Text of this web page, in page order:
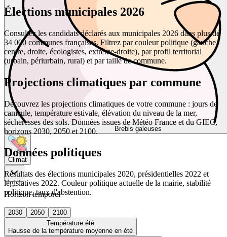
Brebis galeuses
Climat
Horizon temporel
2030 2050
2100
Température été
Hausse de la température moyenne en été
Élections municipales 2026
Consultez les candidats déclarés aux municipales 2026 dans plus de
34 000 communes françaises. Filtrez par couleur politique (gauche,
centre, droite, écologistes, extrême-droite), par profil territorial
(urbain, périurbain, rural) et par taille de commune.
Projections climatiques par commune
Découvrez les projections climatiques de votre commune : jours de
canicule, température estivale, élévation du niveau de la mer,
sécheresses des sols. Données issues de Météo France et du GIEC,
horizons 2030, 2050 et 2100.
Données politiques
Résultats des élections municipales 2020, présidentielles 2022 et
législatives 2022. Couleur politique actuelle de la mairie, stabilité
politique, taux d'abstention.